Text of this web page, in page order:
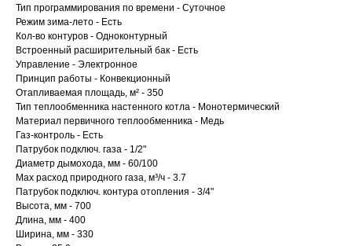
Тип программирования по времени - Суточное
Режим зима-лето - Есть
Кол-во контуров - Одноконтурный
Встроенный расширительный бак - Есть
Управление - Электронное
Принцип работы - Конвекционный
Отапливаемая площадь, м² - 350
Тип теплообменника настенного котла - Монотермический
Материал первичного теплообменника - Медь
Газ-контроль - Есть
Патрубок подключ. газа - 1/2"
Диаметр дымохода, мм - 60/100
Max расход природного газа, м³/ч - 3.7
Патрубок подключ. контура отопления - 3/4"
Высота, мм - 700
Длина, мм - 400
Ширина, мм - 330